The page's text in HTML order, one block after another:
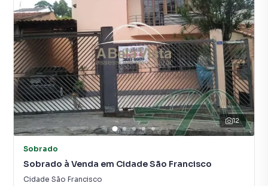
12
Sobrado
Sobrado à Venda em Cidade São Francisco
Cidade São Francisco